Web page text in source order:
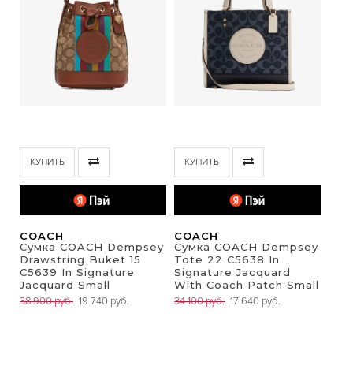
КУПИТЬ
COACH
Сумка COACH Dempsey
Drawstring Buket 15
C5639 In Signature
Jacquard Small
38 900 руб. 19 740 руб.
КУПИТЬ
COACH
Сумка COACH Dempsey
Tote 22 C5638 In
Signature Jacquard
With Coach Patch Small
34 100 руб. 17 640 руб.